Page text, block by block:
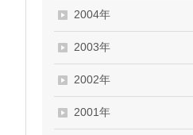
2004年
2003年
2002年
2001年